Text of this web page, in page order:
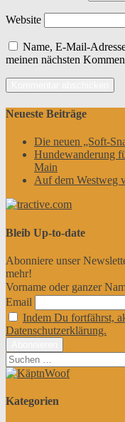
Website
Name, E-Mail-
meinen nächsten
Neueste Beiträge
Die neuen „Soft-
Hundewanderung
Main
Auf dem Westweg
Bleib Up-to-date
Abonniere unser
mehr!
Vorname oder ganzer
Email
Indem Du fortfährst,
Datenschutzerklärung.
Suchen
nach:
Kategorien